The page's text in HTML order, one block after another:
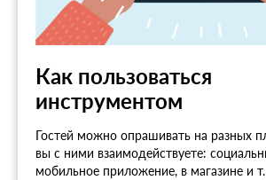
Как пользоваться
инструментом
Гостей можно опрашивать на разных
вы с ними взаимодействуете:
мобильное приложение, в магазине и